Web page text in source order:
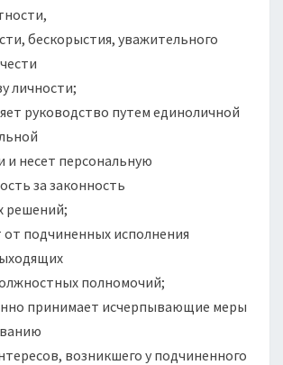
бескорыстия, уважительного
личности;
руководство путем единоличной
и несет персональную
за законность
решений;
от подчиненных исполнения
полномочий;
принимает исчерпывающие меры
возникшего у подчиненного